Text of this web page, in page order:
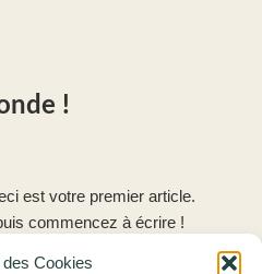
Cookies
!
est votre premier article.
commencez à écrire !